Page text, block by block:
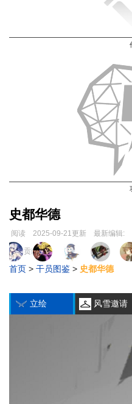
史都华德
阅读 2025-09-21更新 最新编辑:
跳
到
导
跳
到
搜
页面贡献者 :
首页 > 干员图鉴 > 史都华德
立绘 风雪邀请